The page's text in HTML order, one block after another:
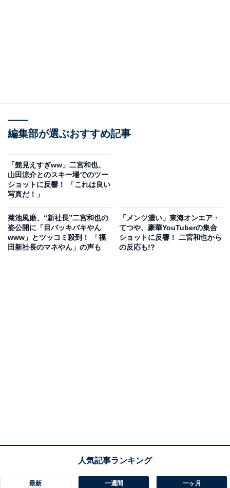
編集部が選ぶおすすめ記事
「髭見えすぎww」二宮和也、
山田涼介とのスキー場でのツー
ショットに反響！ 「これは良い
写真だ！」
菊池風磨、“新社長”二宮和也の
姿公開に「目バッキバキやん
www」とツッコミ殺到！ 「福
田新社長のマネやん」の声も
「メンツ濃い」東海オンエア・
てつや、豪華YouTuberの集合
ショットに反響！ 二宮和也から
の反応も!?
最新 一週間 一ヶ月